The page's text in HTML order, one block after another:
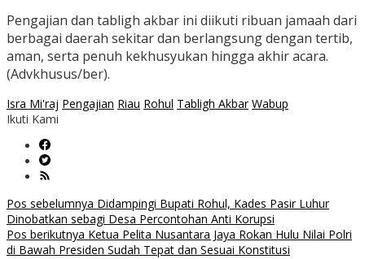
Pengajian dan tabligh akbar ini diikuti ribuan jamaah dari
berbagai daerah sekitar dan berlangsung dengan tertib,
aman, serta penuh kekhusyukan hingga akhir acara.
(Advkhusus/ber).
Isra Mi'raj Pengajian Riau Rohul Tabligh Akbar Wabup
Ikuti Kami
Navigasi
pos
Pos sebelumnya Didampingi Bupati Rohul, Kades Pasir Luhur
Dinobatkan sebagi Desa Percontohan Anti Korupsi
Pos berikutnya Ketua Pelita Nusantara Jaya Rokan Hulu Nilai Polri
di Bawah Presiden Sudah Tepat dan Sesuai Konstitusi